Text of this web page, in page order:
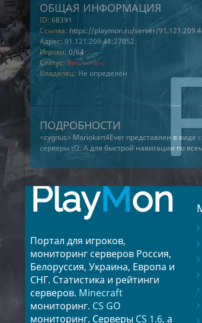
ОБЩАЯ ИНФОРМАЦИЯ
ID: 68391
Ссылка: https://playmon.ru/server/
Адрес: 91.121.209.48:27052
Игроки: 0/64
Статус: Выключен
Владелец: Не определён
ПОДРОБНОСТИ
<cygnus> Mariokart4Ever представлен в виде
серверы tf2. А для быстрой навигации по
PlayMon
Портал для игроков,
мониторинг серверов Россия,
Белоруссия, Украина, Европа и
СНГ. Статистика и рейтинги
серверов. Minecraft
мониторинг. CS GO
мониторинг. Серверы CS 1.6, а